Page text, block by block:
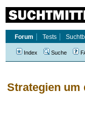
Strategien um
Forum
Tests
Index Suche